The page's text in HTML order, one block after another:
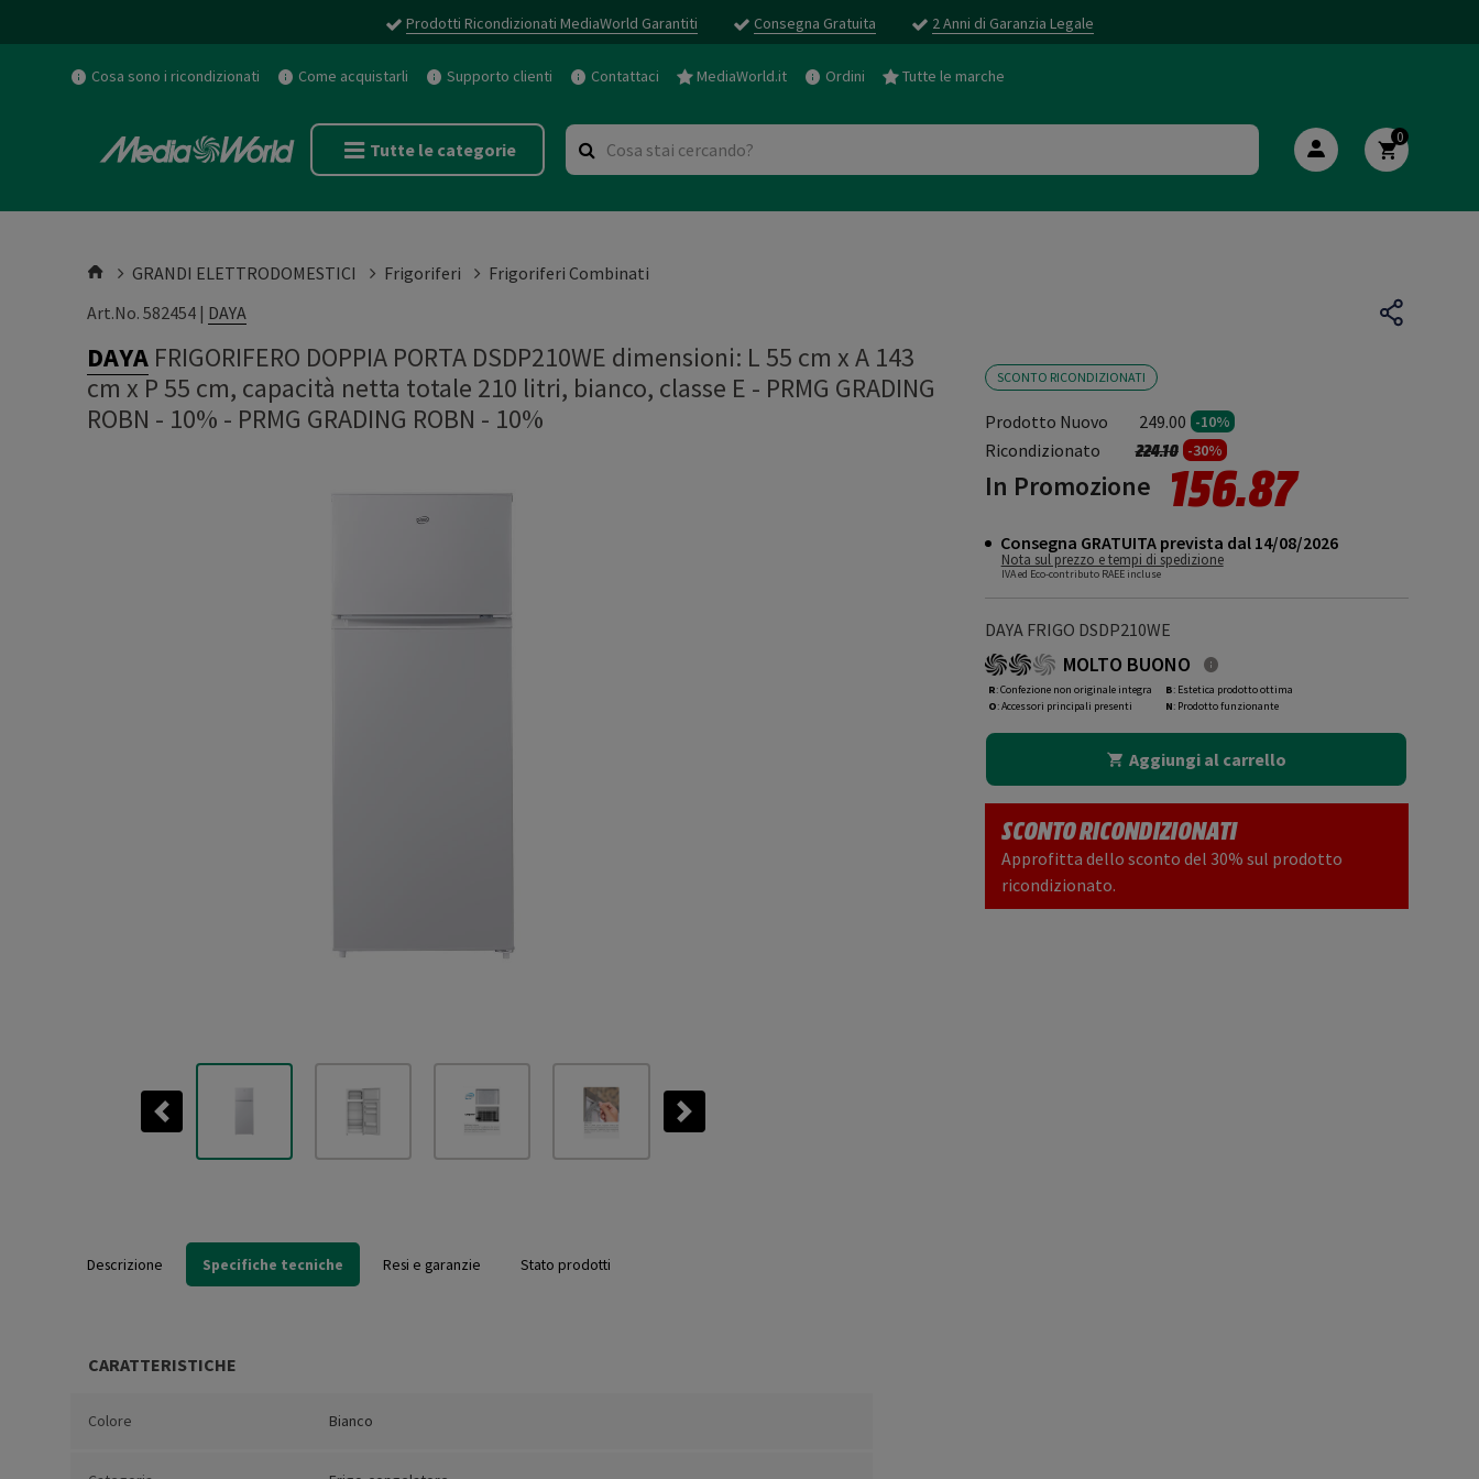
Prodotti Ricondizionati MediaWorld Garantiti Consegna Gratuita 2 Anni di Garanzia Legale
Cosa sono i ricondizionati Come acquistarli Supporto clienti Contattaci MediaWorld.it Ordini Tutte le marche
Tutte le categorie
0
GRANDI ELETTRODOMESTICI Frigoriferi
Frigoriferi Combinati
Art.No. 582454 | DAYA
DAYA FRIGORIFERO DOPPIA PORTA DSDP210WE dimensioni: L 55 cm x A 143
cm x P 55 cm, capacità netta totale 210 litri, bianco, classe E - PRMG GRADING
ROBN - 10% - PRMG GRADING ROBN - 10%
Previous Next
SCONTO RICONDIZIONATI
Prodotto Nuovo 249.00 -10%
Ricondizionato Prezzo ridotto da
224.10a-30%
In Promozione 156.87
Consegna GRATUITA prevista dal 14/08/2026
Nota sul prezzo e tempi di spedizione
IVA ed Eco-contributo RAEE incluse
DAYA FRIGO DSDP210WE
MOLTO BUONO
R: Confezione non originale integra
O: Accessori principali presenti
B: Estetica prodotto ottima
N: Prodotto funzionante
Aggiungi al carrello
SCONTO RICONDIZIONATI
Approfitta dello sconto del 30% sul prodotto
ricondizionato.
Descrizione Specifiche tecniche Resi e garanzie Stato prodotti
CARATTERISTICHE
Colore Bianco